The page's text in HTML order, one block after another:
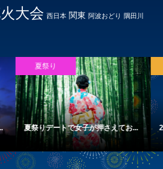
大会 西日本 関東 阿波おどり 隅田川
さえてお...
関西
2019年夏祭り!!関西で行われ